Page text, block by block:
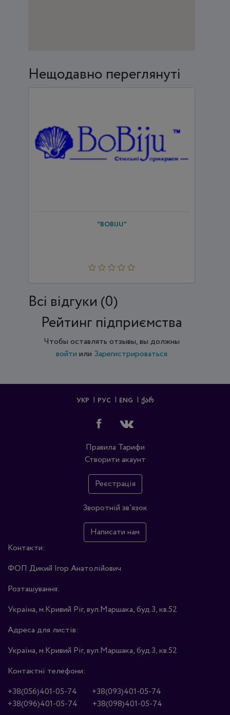
Нещодавно переглянуті
"BOBIJU"
Всi відгуки (0)
Рейтинг підприємства
Чтобы оставлять отзывы, вы должны
войти или Зарегистрироваться
УКР РУС ENG ᲥᲐᲠ
Правила Тарифи
Створити акаунт
Реєстрація
Зворотній зв'язок
Написати нам
Контакти:
ФОП Дикий Ігор Анатолійович
Розташування:
Україна, м.Кривий Ріг, вул.Маршака, буд.3, кв.52
Адреса для листів:
Україна, м.Кривий Ріг, вул.Маршака, буд.3, кв.52
Контактні телефони:
+38(056)401-05-74
+38(093)401-05-74
+38(096)401-05-74
+38(098)401-05-74